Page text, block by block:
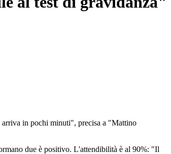
in pochi minuti", precisa a "Mattino
due è positivo. L'attendibilità è al 90%: "Il